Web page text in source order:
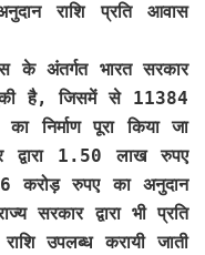
राशि प्रति आवास
के अंतर्गत भारत सरकार
है, जिसमें से 11384
निर्माण पूरा किया जा
1.50 लाख रुपए
रुपए का अनुदान
सरकार द्वारा भी प्रति
उपलब्ध करायी जाती